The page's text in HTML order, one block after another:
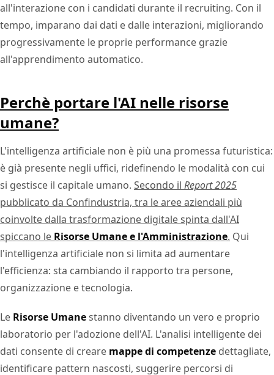
all'interazione con i candidati durante il recruiting. Con il
tempo, imparano dai dati e dalle interazioni, migliorando
progressivamente le proprie performance grazie
all'apprendimento automatico.
Perchè portare l'AI nelle risorse
umane?
L'intelligenza artificiale non è più una promessa futuristica:
è già presente negli uffici, ridefinendo le modalità con cui
si gestisce il capitale umano. Secondo il Report 2025
pubblicato da Confindustria, tra le aree aziendali più
coinvolte dalla trasformazione digitale spinta dall'AI
spiccano le Risorse Umane e l'Amministrazione. Qui
l'intelligenza artificiale non si limita ad aumentare
l'efficienza: sta cambiando il rapporto tra persone,
organizzazione e tecnologia.
Le Risorse Umanestanno diventando un vero e proprio
laboratorio per l'adozione dell'AI. L'analisi intelligente dei
dati consente di creare mappe di competenze dettagliate,
identificare pattern nascosti, suggerire percorsi di